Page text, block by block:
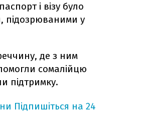
і візу було
підозрюваними у
де з ним
сомалійцю
підтримку.
Підпишіться на 24